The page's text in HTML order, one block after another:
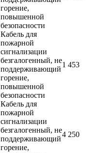
горение,
повышенной
безопасности
Кабель для
пожарной
сигнализации
безгалогенный, не
поддерживающий
горение,
повышенной
безопасности
1 453
Кабель для
пожарной
сигнализации
безгалогенный, не
поддерживающий
горение,
4 250